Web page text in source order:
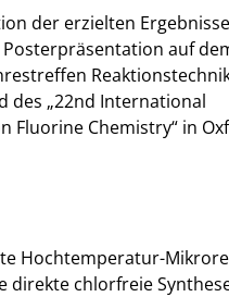
der erzielten
auf
des „22nd International
Fluorine Chemistry“ in
Hochtemperatur-
direkte chlorfreie